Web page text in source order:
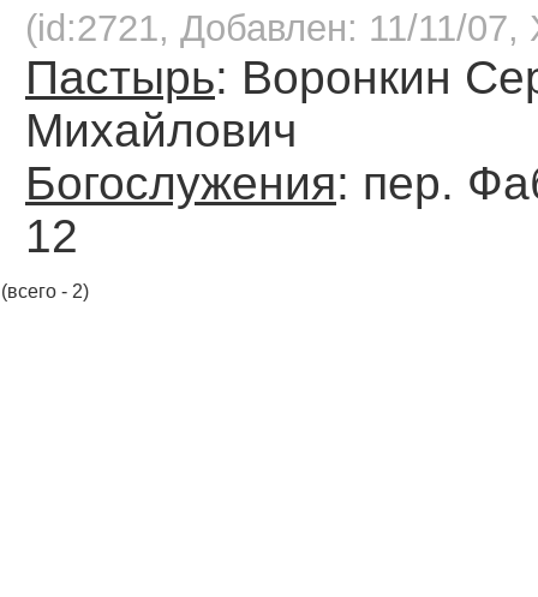
(id:2721, Добавлен: 11/11/07,
Пастырь: Воронкин
Михайлович
Богослужения: пер.
12
(всего - 2)